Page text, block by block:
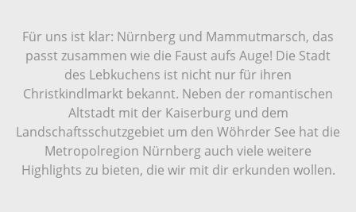
Für uns ist klar: Nürnberg und Mammutmarsch, das
passt zusammen wie die Faust aufs Auge! Die Stadt
des Lebkuchens ist nicht nur für ihren
Christkindlmarkt bekannt. Neben der romantischen
Altstadt mit der Kaiserburg und dem
Landschaftsschutzgebiet um den Wöhrder See hat die
Metropolregion Nürnberg auch viele weitere
Highlights zu bieten, die wir mit dir erkunden wollen.